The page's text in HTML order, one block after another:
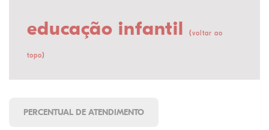
educação infantil (voltar ao
topo)
PERCENTUAL DE ATENDIMENTO